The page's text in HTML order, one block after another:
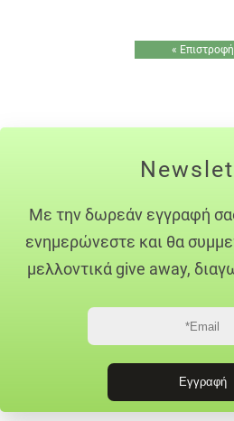
« Επιστροφή
Με την δωρεάν εγγραφή
ενημερώνεστε και θα
μελλοντικά give away,